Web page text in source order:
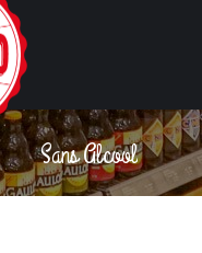
Sans Alcool
Vous êtes ici :